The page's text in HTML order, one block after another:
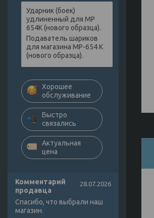
Ударник (боек)
удлиненный для МР
654К (нового образца).
Подаватель шариков
для магазина МР-654 К
(нового образца).
Хорошее
обслуживание
Быстро
связались
Актуальная
цена
Комментарий
продавца
28.07.2026
Спасибо, что выбрали наш
магазин.